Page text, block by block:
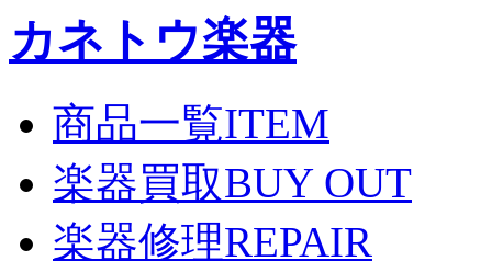
カネトウ楽器
商品一覧ITEM
楽器買取BUY OUT
楽器修理REPAIR